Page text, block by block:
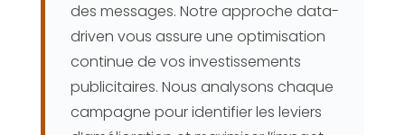
des messages. Notre approche data-
driven vous assure une optimisation
continue de vos investissements
publicitaires. Nous analysons chaque
campagne pour identifier les leviers